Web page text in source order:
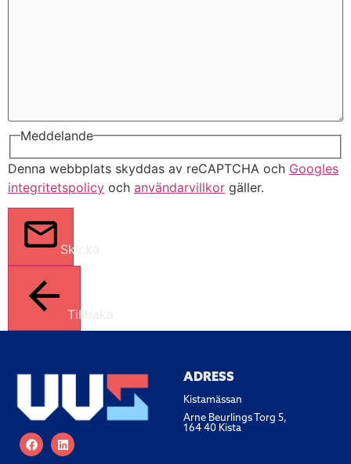
Meddelande
Denna webbplats skyddas av reCAPTCHA och Googles
integritetspolicy och användarvillkor gäller.
Skicka
Tillbaka
ADRESS
Kistamässan
Arne Beurlings Torg 5,
164 40 Kista